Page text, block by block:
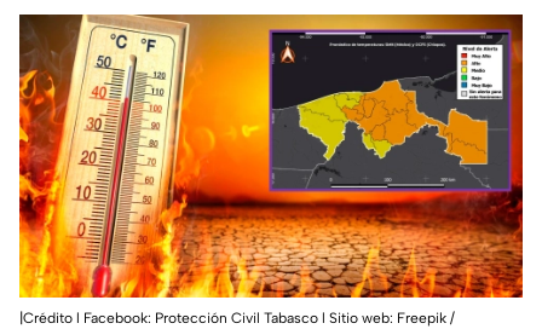
|Crédito l Facebook: Protección Civil Tabasco l Sitio web: Freepik /